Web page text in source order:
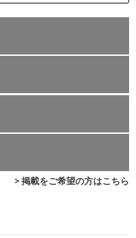
> 掲載をご希望の方はこちら